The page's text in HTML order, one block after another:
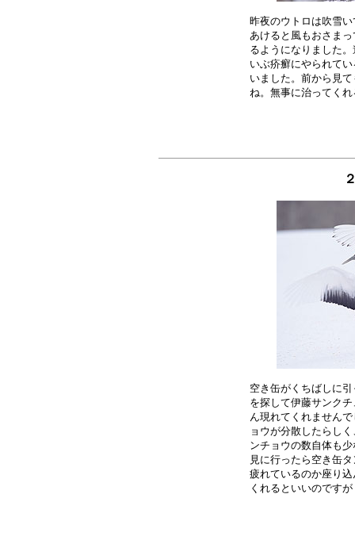
昨夜のウトロは吹雪
あけると風もおさま
るようになりました
いぶ疥癬にやられて
いました。前から見
空き缶がくちばしに
を探して伊藤サンク
ん現れてくれません
ョウが分散したらし
ンチョウの数自体も
見に行ったら空き缶
疲れているのか座り